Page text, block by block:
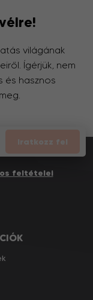
világának
Ígérjük, nem
és hasznos
Iratkozz fel
feltételei